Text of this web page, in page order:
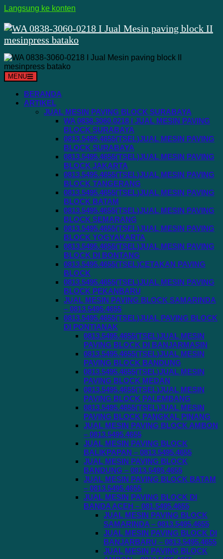
Langsung ke konten
MENU
BERANDA
ARTIKEL
JUAL MESIN PAVING BLOCK SURABAYA
WA 0838.3060.0218 I JUAL MESIN PAVING
BLOCK SURABAYA
0813.5495.4655(TSEL)JUAL MESIN PAVING
BLOCK SURABAYA
0813.5495.4655(TSEL)JUAL MESIN PAVING
BLOCK JAKARTA
0813.5495.4655(TSEL)JUAL MESIN PAVING
BLOCK TANGERANG
0813.5495.4655(TSEL)JUAL MESIN PAVING
BLOCK BATAM
0813.5495.4655(TSEL)JUAL MESIN PAVING
BLOCK SEMARANG
0813.5495.4655(TSEL)JUAL MESIN PAVING
BLOCK YOGYAKARTA
0813.5495.4655(TSEL)JUAL MESIN PAVING
BLOCK DI BONTANG
0813.5495.4655(TSEL)CETAKAN PAVING
BLOCK
0813.5495.4655(TSEL)JUAL MESIN PAVING
BLOCK PEKANBARU
JUAL MESIN PAVING BLOCK SAMARINDA
– 0813.5495.4655
0813.5495.4655(TSEL)JUAL PAVING BLOCK
DI PONTIANAK
0813.5495.4655(TSEL)JUAL MESIN
PAVING BLOCK DI BANJARMASIN
0813.5495.4655(TSEL)JUAL MESIN
PAVING BLOCK BANDUNG
0813.5495.4655(TSEL)JUAL MESIN
PAVING BLOCK MEDAN
0813.5495.4655(TSEL)JUAL MESIN
PAVING BLOCK PALEMBANG
0813.5495.4655(TSEL)JUAL MESIN
PAVING BLOCK PANGKAL PINANG
JUAL MESIN PAVING BLOCK AMBON
– 0813.5495.4655
JUAL MESIN PAVING BLOCK
BALIKPAPAN – 0813.5495.4655
JUAL MESIN PAVING BLOCK
BANDUNG – 0813.5495.4655
JUAL MESIN PAVING BLOCK BATAM
– 0813.5495.4655
JUAL MESIN PAVING BLOCK DI
BANDA ACEH – 081.5495.4655
JUAL MESIN PAVING BLOCK
SAMARINDA – 0813.5495.4655
JUAL MESIN PAVING BLOCK DI
BANJARBARU – 0813.5495.4655
JUAL MESIN PAVING BLOCK